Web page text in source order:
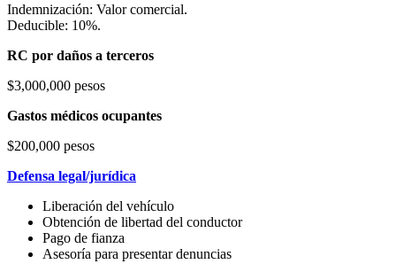
Indemnización: Valor comercial.
Deducible: 10%.
RC por daños a terceros
$3,000,000 pesos
Gastos médicos ocupantes
$200,000 pesos
Defensa legal/jurídica
Liberación del vehículo
Obtención de libertad del conductor
Pago de fianza
Asesoría para presentar denuncias